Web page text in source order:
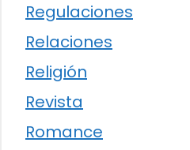
Regulaciones
Relaciones
Religión
Revista
Romance